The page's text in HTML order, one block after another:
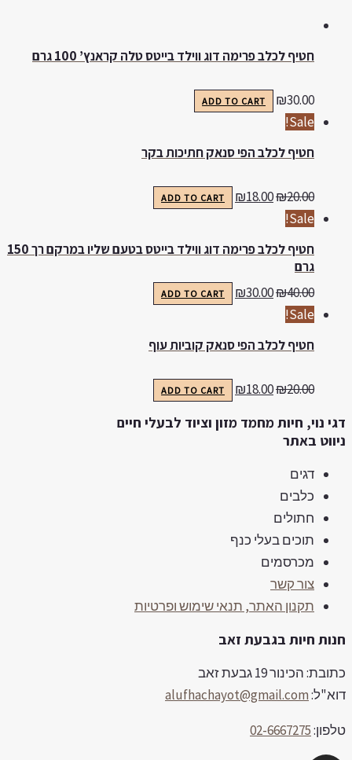
חטיף לכלב פרימה דוג ווילד בייטס טלה קראנץ’ 100 גרם
₪30.00
ADD TO CART
Sale!
חטיף לכלב הפי סנאק חתיכות בקר
₪20.00
₪18.00
ADD TO CART
Sale!
חטיף לכלב פרימה דוג ווילד בייטס בטעם שליו במרקם רך 150
גרם
₪40.00
₪30.00
ADD TO CART
Sale!
חטיף לכלב הפי סנאק קוביות עוף
₪20.00
₪18.00
ADD TO CART
נוי, חיות מחמד מזון וציוד לבעלי חיים
באתר
דגים
כלבים
חתולים
תוכים בעלי כנף
מכרסמים
צור קשר
תקנון האתר, תנאי שימוש ופרטיות
חיות בגבעת זאב
הכינור 19 גבעת זאב
alufhachayot@gmail.com
02-6667275